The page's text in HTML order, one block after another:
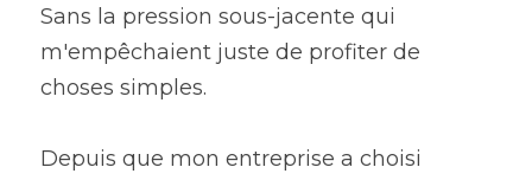
Sans la pression sous-jacente qui
m'empêchaient juste de profiter de
choses simples.
Depuis que mon entreprise a choisi